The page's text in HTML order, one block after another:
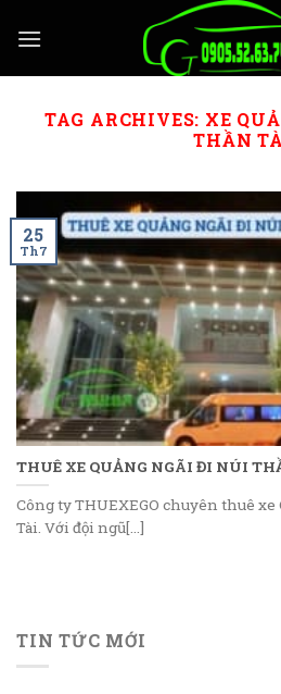
TAG ARCHIVES: XE
THẦN
THUÊ XE QUẢNG NGÃI ĐI NÚI
Công ty THUEXEGO chuyên thuê
Tài. Với đội ngũ[...]
25
Th7
TIN TỨC MỚI